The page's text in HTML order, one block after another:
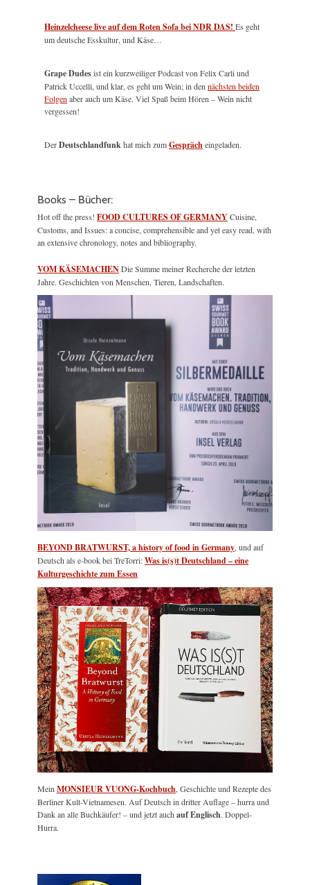
Heinzelcheese live auf dem Roten Sofa bei NDR DAS! Es geht
um deutsche Esskultur, und Käse…
Grape Dudesist ein kurzweiliger Podcast von Felix Carli und
Patrick Uccelli, und klar, es geht um Wein; in den nächsten beiden
Folgen aber auch um Käse. Viel Spaß beim Hören – Wein nicht
vergessen!
DerDeutschlandfunkhat mich zumGesprächeingeladen.
Books – Bücher:
Hot off the press! FOOD CULTURES OF GERMANYCuisine,
Customs, and Issues: a concise, comprehensible and yet easy read, with
an extensive chronology, notes and bibliography.
VOM KÄSEMACHENDie Summe meiner Recherche der letzten
Jahre. Geschichten von Menschen, Tieren, Landschaften.
BEYOND BRATWURST, a history of food in Germany , und auf
Deutsch als e-book bei TreTorri:Was is(s)t Deutschland – eine
Kulturgeschichte zum Essen
MeinMONSIEUR VUONG-Kochbuch, Geschichte und Rezepte des
Berliner Kult-Vietnamesen. Auf Deutsch in dritter Auflage – hurra und
Dank an alle Buchkäufer! – und jetzt auchauf Englisch. Doppel-
Hurra.